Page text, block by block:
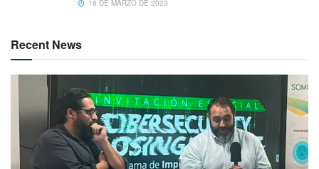
18 DE MARZO DE 2023
Recent News